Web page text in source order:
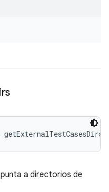
a directorios de